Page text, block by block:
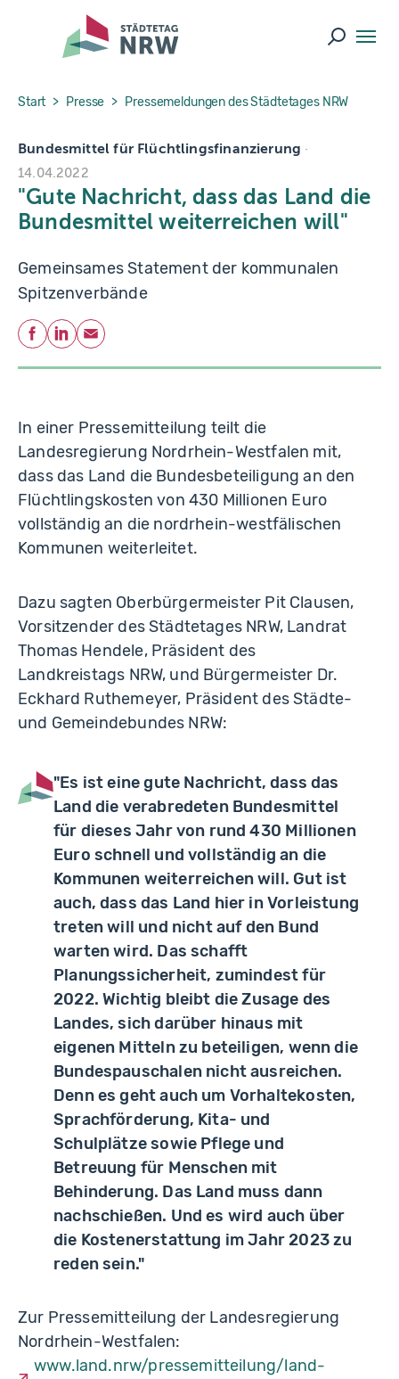
Skip to main navigation
Skip to main content
Skip to page footer
Suche
You are here:
Start Presse Pressemeldungen des Städtetages NRW
Bundesmittel für Flüchtlingsfinanzierung
14.04.2022
"Gute Nachricht, dass das Land die
Bundesmittel weiterreichen will"
Gemeinsames Statement der kommunalen
Spitzenverbände
Teilen
Facebook
LinkedIn
E-Mail
In einer Pressemitteilung teilt die
Landesregierung Nordrhein-Westfalen mit,
dass das Land die Bundesbeteiligung an den
Flüchtlingskosten von 430 Millionen Euro
vollständig an die nordrhein-westfälischen
Kommunen weiterleitet.
Dazu sagten Oberbürgermeister Pit Clausen,
Vorsitzender des Städtetages NRW, Landrat
Thomas Hendele, Präsident des
Landkreistags NRW, und Bürgermeister Dr.
Eckhard Ruthemeyer, Präsident des Städte-
und Gemeindebundes NRW:
"Es ist eine gute Nachricht, dass das
Land die verabredeten Bundesmittel
für dieses Jahr von rund 430 Millionen
Euro schnell und vollständig an die
Kommunen weiterreichen will. Gut ist
auch, dass das Land hier in Vorleistung
treten will und nicht auf den Bund
warten wird. Das schafft
Planungssicherheit, zumindest für
2022. Wichtig bleibt die Zusage des
Landes, sich darüber hinaus mit
eigenen Mitteln zu beteiligen, wenn die
Bundespauschalen nicht ausreichen.
Denn es geht auch um Vorhaltekosten,
Sprachförderung, Kita- und
Schulplätze sowie Pflege und
Betreuung für Menschen mit
Behinderung. Das Land muss dann
nachschießen. Und es wird auch über
die Kostenerstattung im Jahr 2023 zu
reden sein."
Zur Pressemitteilung der Landesregierung
Nordrhein-Westfalen:
www.land.nrw/pressemitteilung/land-